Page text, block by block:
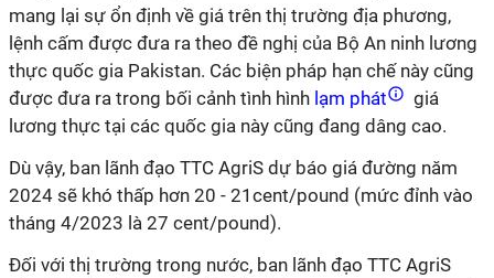
mang lại sự ổn định về giá trên thị trường địa phương,
lệnh cấm được đưa ra theo đề nghị của Bộ An ninh lương
thực quốc gia Pakistan. Các biện pháp hạn chế này cũng
được đưa ra trong bối cảnh tình hình lạm phát
giá
lương thực tại các quốc gia này cũng đang dâng cao.
Dù vậy, ban lãnh đạo TTC AgriS dự báo giá đường năm
2024 sẽ khó thấp hơn 20 - 21cent/pound (mức đỉnh vào
tháng 4/2023 là 27 cent/pound).
Đối với thị trường trong nước, ban lãnh đạo TTC AgriS